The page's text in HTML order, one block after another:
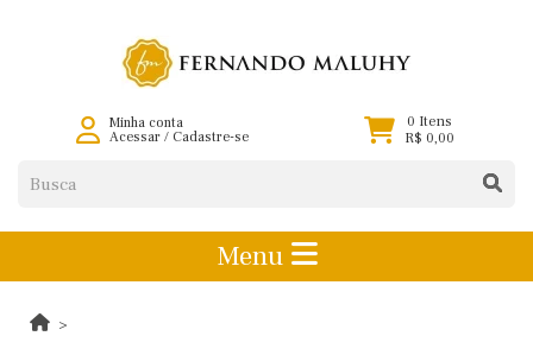
Minha conta
Acessar/ Cadastre-se
0 Itens
R$ 0,00
Menu